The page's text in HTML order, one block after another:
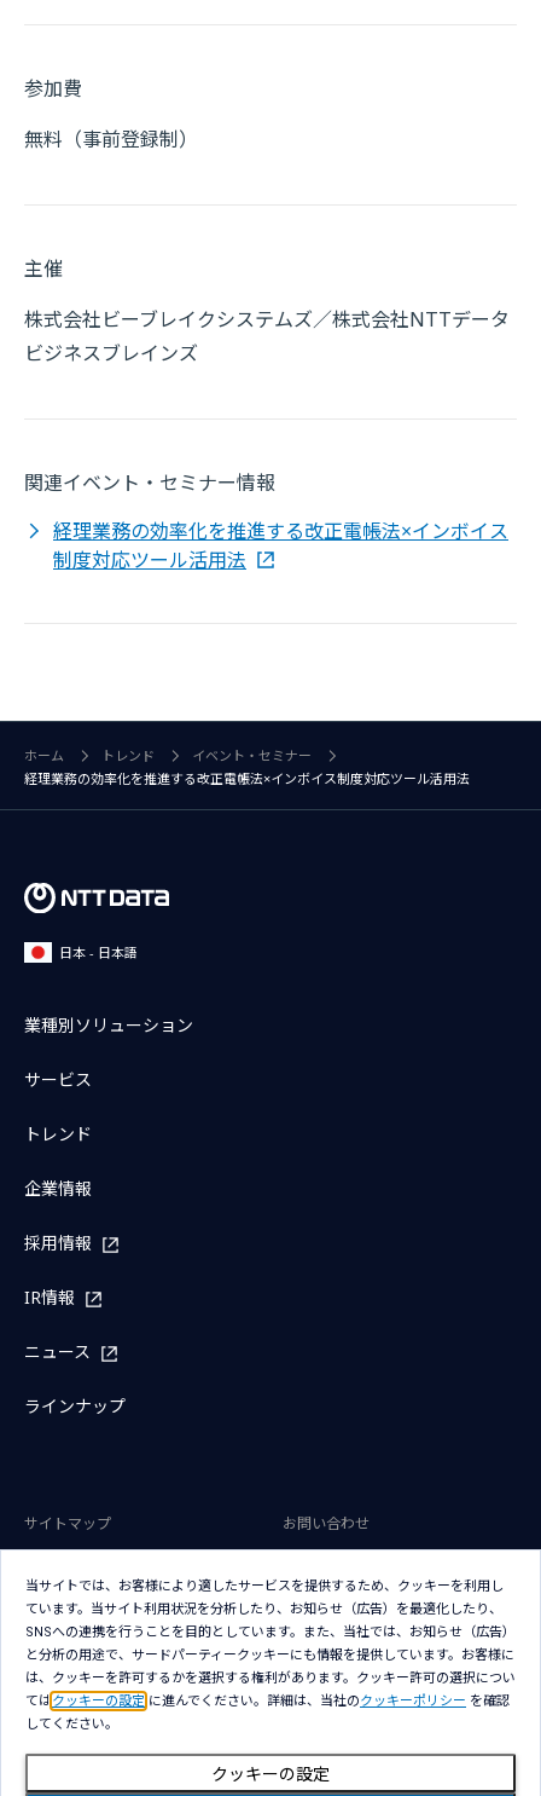
参加費
無料（事前登録制）
主催
株式会社ビーブレイクシステムズ／株式会社NTTデータ
ビジネスブレインズ
関連イベント・セミナー情報
経理業務の効率化を推進する改正電帳法×インボイス
制度対応ツール活用法
ホーム トレンド
イベント・セミナー
経理業務の効率化を推進する改正電帳法×インボイス制度対応ツール活用法
日本 - 日本語
業種別ソリューション
サービス
トレンド
企業情報
採用情報
IR情報
ニュース
ラインナップ
サイトマップ
お問い合わせ
アクセシビリティポリシー
クッキー（Cookie）ポリシー
クッキー（Cookie）プリファレン
ス
当サイトでは、お客様により適したサービスを提供するため、クッキーを利用し
ています。当サイト利用状況を分析したり、お知らせ（広告）を最適化したり、
SNSへの連携を行うことを目的としています。また、当社では、お知らせ（広告）
と分析の用途で、サードパーティークッキーにも情報を提供しています。お客様に
は、クッキーを許可するかを選択する権利があります。クッキー許可の選択につい
ては クッキーの設定 に進んでください。詳細は、当社のクッキーポリシー を確認
してください。
クッキーの設定